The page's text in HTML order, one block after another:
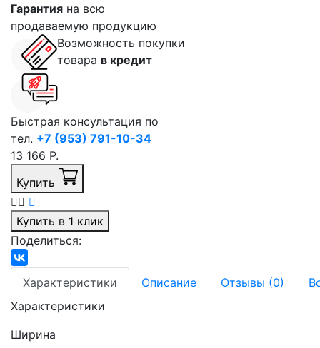
Гарантия на всю
продаваемую продукцию
Возможность покупки
товара в кредит
Быстрая консультация по
тел. +7 (953) 791-10-34
13 166 Р.
Купить
Купить в 1 клик
Поделиться:
Характеристики Описание Отзывы (0)
Характеристики
Ширина